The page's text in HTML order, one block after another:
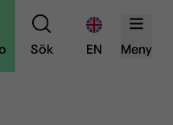
Sök EN Meny